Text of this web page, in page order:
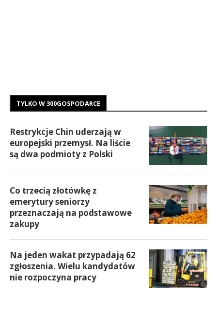
TYLKO W 300GOSPODARCE
Restrykcje Chin uderzają w
europejski przemysł. Na liście
są dwa podmioty z Polski
Co trzecią złotówkę z
emerytury seniorzy
przeznaczają na podstawowe
zakupy
Na jeden wakat przypadają 62
zgłoszenia. Wielu kandydatów
nie rozpoczyna pracy